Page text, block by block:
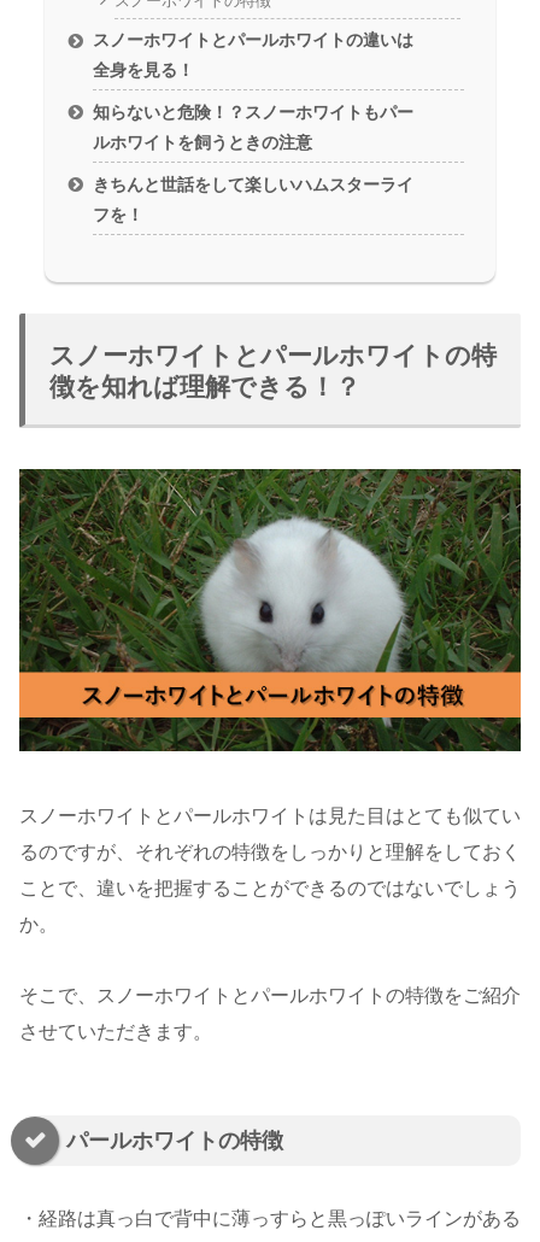
スノーホワイトとパールホワイトの違いは
全身を見る！
知らないと危険！？スノーホワイトもパー
ルホワイトを飼うときの注意
きちんと世話をして楽しいハムスターライ
フを！
スノーホワイトとパールホワイトの特
徴を知れば理解できる！？
スノーホワイトとパールホワイトは見た目はとても似てい
るのですが、それぞれの特徴をしっかりと理解をしておく
ことで、違いを把握することができるのではないでしょう
か。
そこで、スノーホワイトとパールホワイトの特徴をご紹介
させていただきます。
パールホワイトの特徴
・経路は真っ白で背中に薄っすらと黒っぽいラインがある